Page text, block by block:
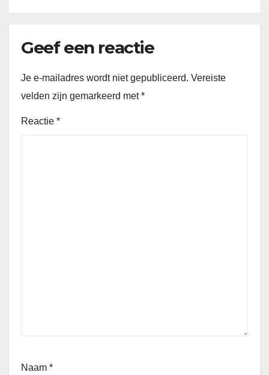
Geef een reactie
Je e-mailadres wordt niet gepubliceerd. Vereiste
velden zijn gemarkeerd met*
Reactie *
Naam *